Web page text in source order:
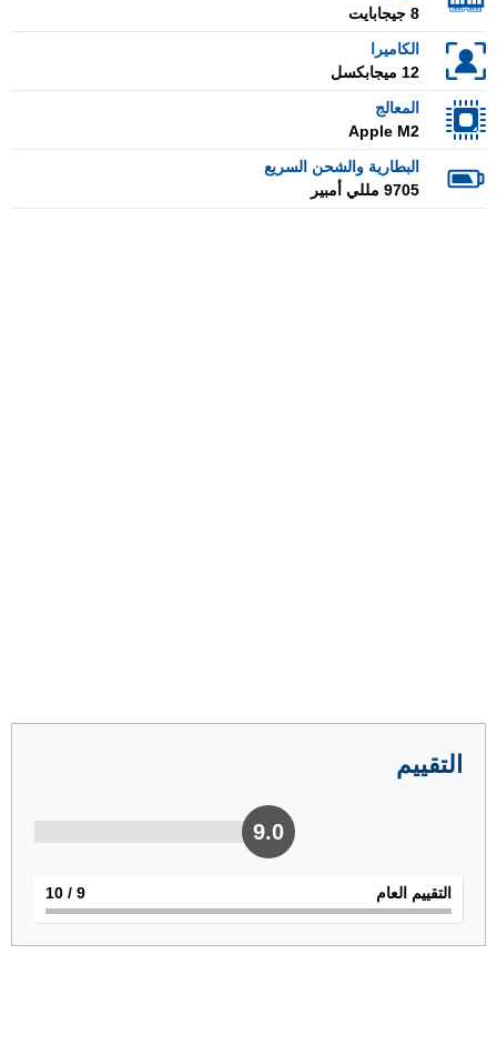
8 جيجابايت
الكاميرا
12 ميجابكسل
المعالج
Apple M2
البطارية والشحن السريع
9705 مللي أمبير
التقييم
9.0
التقييم العام 9
/ 10